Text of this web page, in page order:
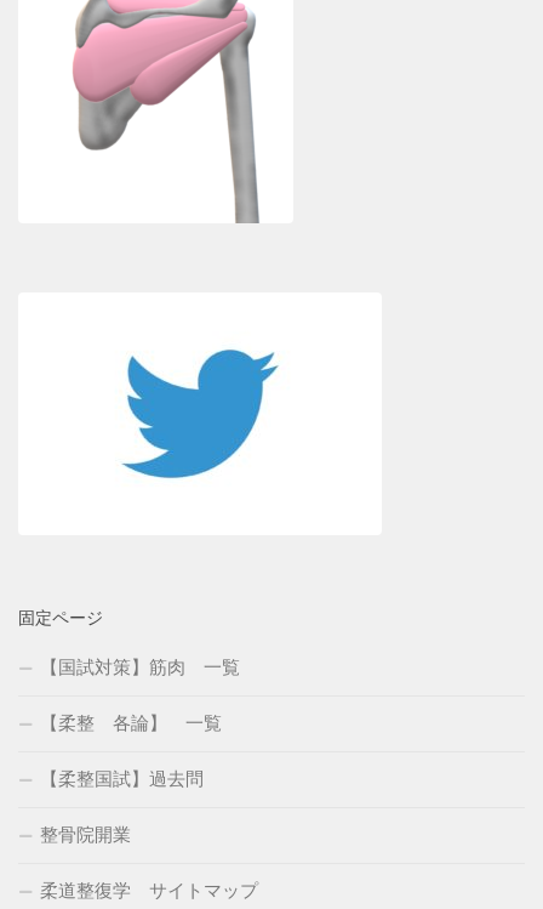
固定ページ
【国試対策】筋肉 一覧
【柔整 各論】 一覧
【柔整国試】過去問
整骨院開業
柔道整復学 サイトマップ